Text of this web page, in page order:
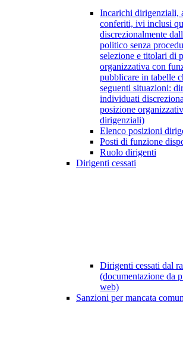
Incarichi dirigenziali,
conferiti, ivi inclusi
discrezionalmente
politico senza
selezione e titolari di
organizzativa con
pubblicare in tabelle
seguenti situazioni:
individuati
posizione
dirigenziali)
Elenco posizioni
Posti di funzione
Ruolo dirigenti
Dirigenti cessati
Dirigenti cessati dal
(documentazione da
web)
Sanzioni per mancata